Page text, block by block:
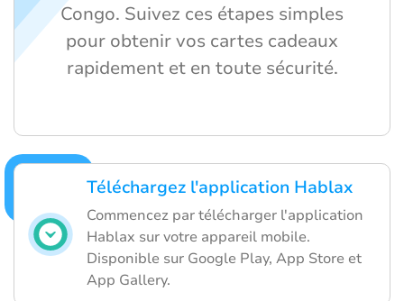
Téléchargez l'application Hablax
Commencez par télécharger l'application
Hablax sur votre appareil mobile.
Disponible sur Google Play, App Store et
App Gallery.
Congo. Suivez ces étapes simples
pour obtenir vos cartes cadeaux
rapidement et en toute sécurité.